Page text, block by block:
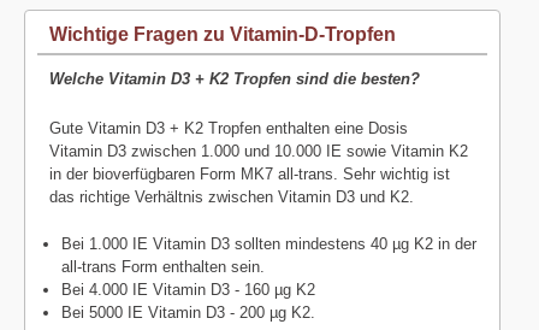
Wichtige Fragen zu Vitamin-D-Tropfen
Welche Vitamin D3 + K2 Tropfen sind die besten?
Gute Vitamin D3 + K2 Tropfen enthalten eine Dosis
Vitamin D3 zwischen 1.000 und 10.000 IE sowie Vitamin K2
in der bioverfügbaren Form MK7 all-trans. Sehr wichtig ist
das richtige Verhältnis zwischen Vitamin D3 und K2.
Bei 1.000 IE Vitamin D3 sollten mindestens 40 µg K2 in der
all-trans Form enthalten sein.
Bei 4.000 IE Vitamin D3 - 160 µg K2
Bei 5000 IE Vitamin D3 - 200 µg K2.